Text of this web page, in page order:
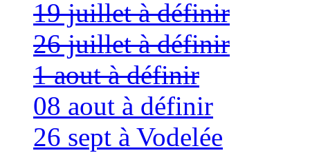
19 juillet à définir
26 juillet à définir
1 aout à définir
08 aout à définir
26 sept à Vodelée